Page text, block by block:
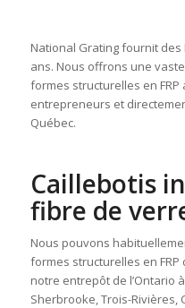
National Grating fournit des
ans. Nous offrons une
formes structurelles en
entrepreneurs et
Québec.
Caillebotis
fibre de
Nous pouvons
formes structurelles en
notre entrepôt de l’Ontario
Sherbrooke, Trois-Rivières,